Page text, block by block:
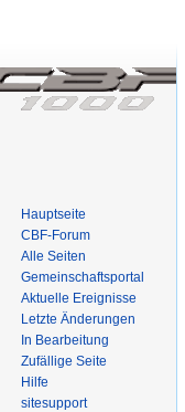
Hauptseite
CBF-Forum
Alle Seiten
Gemeinschafts­portal
Aktuelle Ereignisse
Letzte Änderungen
In Bearbeitung
Zufällige Seite
Hilfe
sitesupport